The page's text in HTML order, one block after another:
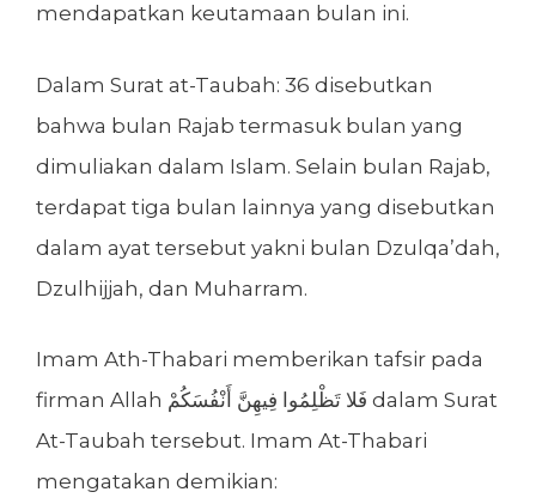
mendapatkan keutamaan bulan ini.
Dalam Surat at-Taubah: 36 disebutkan
bahwa bulan Rajab termasuk bulan yang
dimuliakan dalam Islam. Selain bulan Rajab,
terdapat tiga bulan lainnya yang disebutkan
dalam ayat tersebut yakni bulan Dzulqa’dah,
Dzulhijjah, dan Muharram.
Imam Ath-Thabari memberikan tafsir pada
firman Allah فَلا تَظْلِمُوا فِيهِنَّ أَنْفُسَكُمْ dalam Surat
At-Taubah tersebut. Imam At-Thabari
mengatakan demikian: